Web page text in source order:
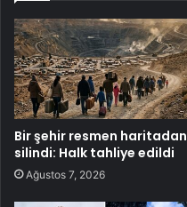
Bir şehir resmen haritadan
silindi: Halk tahliye edildi
Ağustos 7, 2026